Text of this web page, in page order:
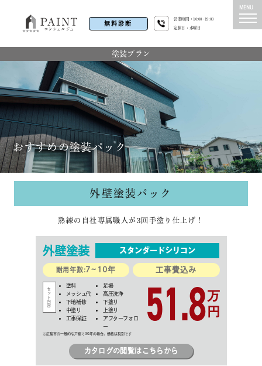
無料診断
営業時間：10:00~19:00
定休日：水曜日
塗装プラン
おすすめの塗装パック
外壁塗装パック
熟練の自社専属職人が3回手塗り仕上げ！
外壁塗装 スタンダードシリコン
耐用年数:7~10年 工事費込み
塗料
足場
メッシュ代
高圧洗浄
下地補修
下塗り
中塗り
上塗り
工事保証
アフターフォロ
ー
51.8万
円
カタログの閲覧はこちらから